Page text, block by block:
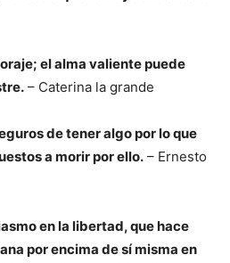
el alma valiente puede
– Caterina la grande
de tener algo por lo que
a morir por ello. – Ernesto
en la libertad, que hace
por encima de sí misma en